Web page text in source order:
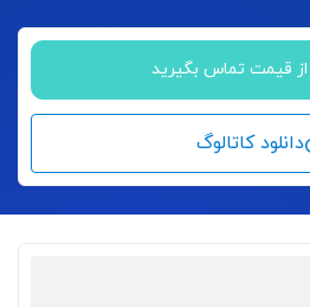
از قیمت تماس بگیرید
دانلود کاتالوگ